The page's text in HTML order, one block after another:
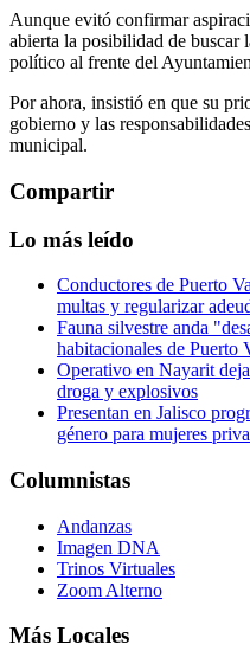
Aunque evitó confirmar
abierta la posibilidad de buscar
político al frente del
Por ahora, insistió en que su
gobierno y las
municipal.
Compartir
Lo más leído
Conductores de Puerto
multas y regularizar
Fauna silvestre anda
habitacionales de Puerto
Operativo en Nayarit
droga y explosivos
Presentan en Jalisco
género para mujeres
Columnistas
Andanzas
Imagen DNA
Trinos Virtuales
Zoom Alterno
Más Locales